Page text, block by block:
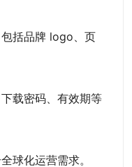
括品牌 logo、页
载密码、有效期等
球化运营需求。